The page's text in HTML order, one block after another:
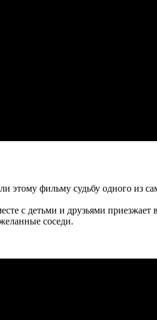
этому фильму судьбу одного из
с детьми и друзьями
соседи.